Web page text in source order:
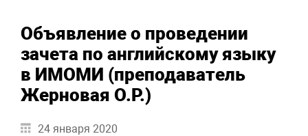
Объявление о проведении
зачета по английскому языку
в ИМОМИ (преподаватель
Жерновая О.Р.)
24 января 2020